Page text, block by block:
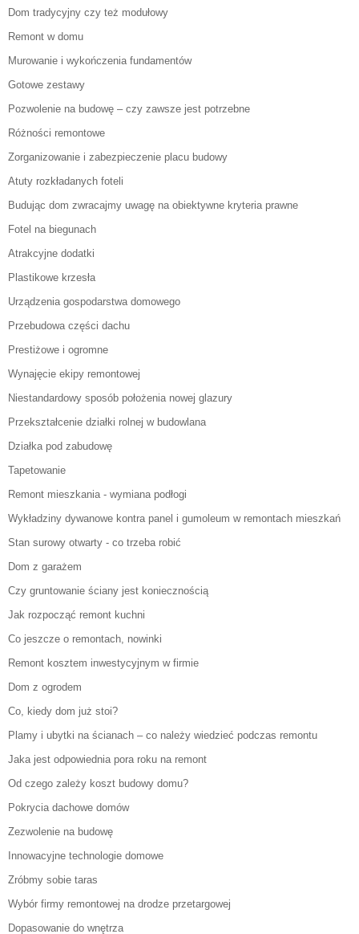
Dom tradycyjny czy też modułowy
Remont w domu
Murowanie i wykończenia fundamentów
Gotowe zestawy
Pozwolenie na budowę – czy zawsze jest potrzebne
Różności remontowe
Zorganizowanie i zabezpieczenie placu budowy
Atuty rozkładanych foteli
Budując dom zwracajmy uwagę na obiektywne kryteria prawne
Fotel na biegunach
Atrakcyjne dodatki
Plastikowe krzesła
Urządzenia gospodarstwa domowego
Przebudowa części dachu
Prestiżowe i ogromne
Wynajęcie ekipy remontowej
Niestandardowy sposób położenia nowej glazury
Przekształcenie działki rolnej w budowlana
Działka pod zabudowę
Tapetowanie
Remont mieszkania - wymiana podłogi
Wykładziny dywanowe kontra panel i gumoleum w remontach mieszkań
Stan surowy otwarty - co trzeba robić
Dom z garażem
Czy gruntowanie ściany jest koniecznością
Jak rozpocząć remont kuchni
Co jeszcze o remontach, nowinki
Remont kosztem inwestycyjnym w firmie
Dom z ogrodem
Co, kiedy dom już stoi?
Plamy i ubytki na ścianach – co należy wiedzieć podczas remontu
Jaka jest odpowiednia pora roku na remont
Od czego zależy koszt budowy domu?
Pokrycia dachowe domów
Zezwolenie na budowę
Innowacyjne technologie domowe
Zróbmy sobie taras
Wybór firmy remontowej na drodze przetargowej
Dopasowanie do wnętrza